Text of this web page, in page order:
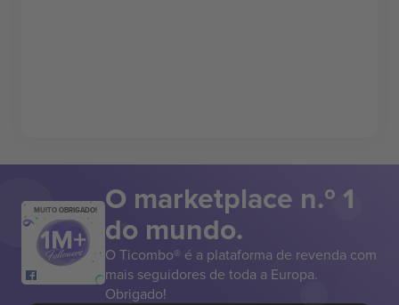
MUITO OBRIGADO! O marketplace n.º 1
do mundo.
O Ticombo® é a plataforma de revenda com
mais seguidores de toda a Europa.
Obrigado!